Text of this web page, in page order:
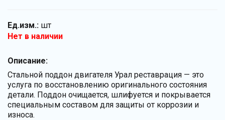
Ед.изм.: шт
Нет в наличии
Описание:
Стальной поддон двигателя Урал реставрация — это
услуга по восстановлению оригинального состояния
детали. Поддон очищается, шлифуется и покрывается
специальным составом для защиты от коррозии и
износа.